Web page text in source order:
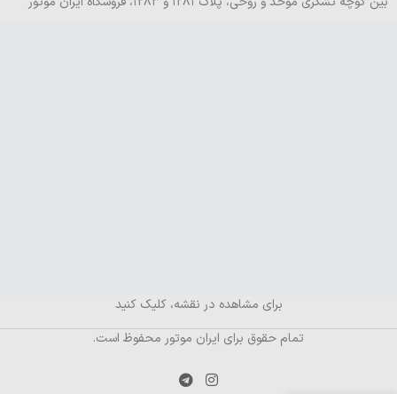
برای مشاهده در نقشه، کلیک کنید
تمام حقوق برای ایران موتور محفوظ است.